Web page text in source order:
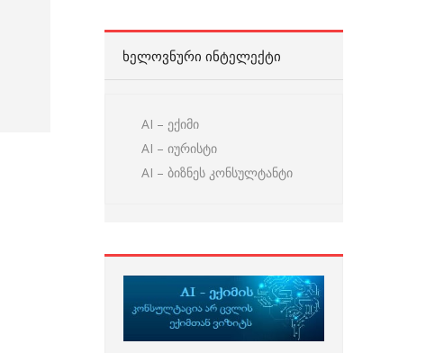
ᲮᲔᲚᲝᲕᲜᲣᲠᲘ ᲘᲜᲢᲔᲚᲔᲥᲢᲘ
AI – ექიმი
AI – იურისტი
AI – ბიზნეს კონსულტანტი